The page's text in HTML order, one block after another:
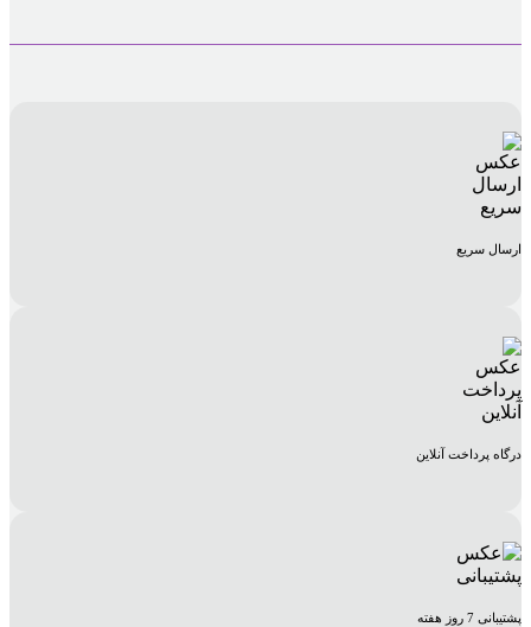
ارسال سریع
درگاه پرداخت آنلاین
پشتیبانی 7 روز هفته